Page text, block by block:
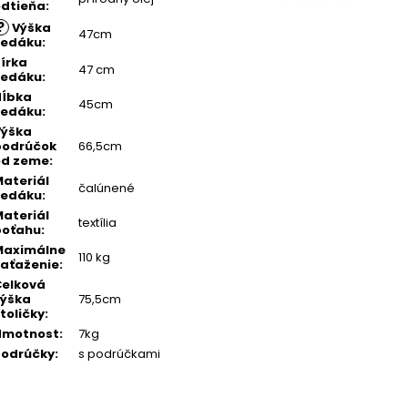
:
Výška
:
47cm
:
47 cm
:
45cm
zeme:
66,5cm
:
čalúnené
:
textília
:
110 kg
:
75,5cm
:
7kg
: s podrúčkami